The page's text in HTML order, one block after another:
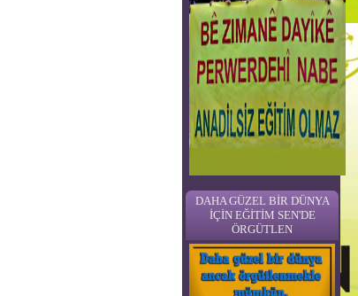
DAHA GÜZEL BİR DÜNYA
İÇİN EĞİTİM SEN'DE
ÖRGÜTLEN